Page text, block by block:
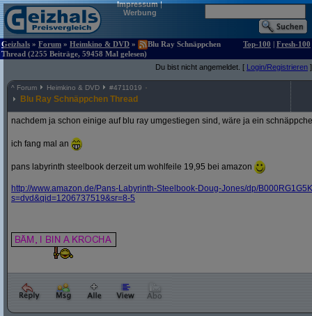
Impressum|
Werbung
Geizhals » Forum » Heimkino & DVD »
Blu Ray Schnäppchen
Thread (2255 Beiträge, 59458 Mal gelesen)
Top-100 | Fresh-100
Du bist nicht angemeldet. [ Login/Registrieren ]
^ Forum Heimkino & DVD #4711019
Blu Ray Schnäppchen Thread
nachdem ja schon einige auf blu ray umgestiegen sind, wäre ja ein
ich fang mal an
pans labyrinth steelbook derzeit um wohlfeile 19,95 bei amazon
http://www.amazon.de/Pans-Labyrinth-Steelbook-Doug-Jones/dp/
s=dvd&qid=1206737519&sr=8-5